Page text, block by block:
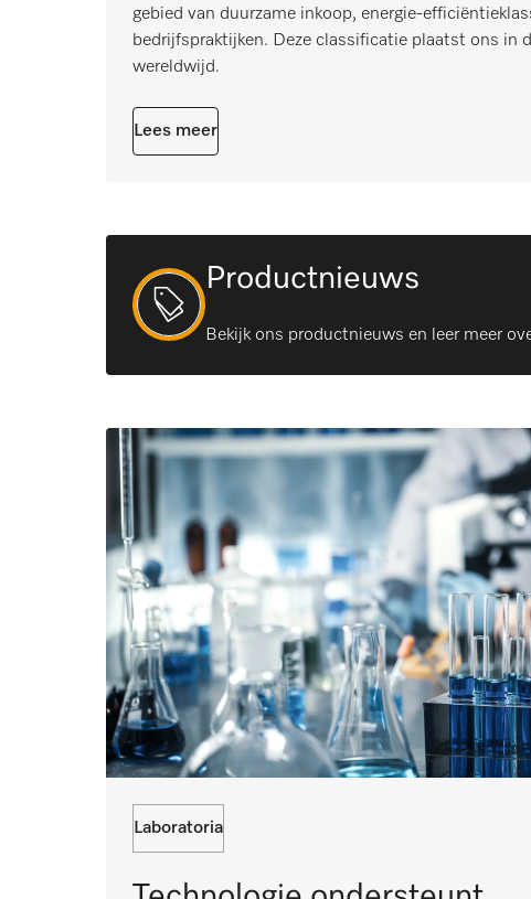
gebied van duurzame inkoop, energie-
bedrijfspraktijken. Deze classificatie plaatst ons in
wereldwijd.
Lees meer
Productnieuws
Bekijk ons productnieuws en leer meer
Laboratoria